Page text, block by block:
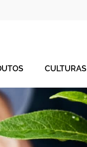
CULTURAS